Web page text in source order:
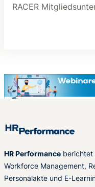
RACER
HR Performance berichtet
Workforce Management,
Personalakte und E-